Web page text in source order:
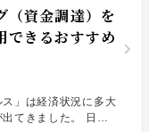
はどういう会社？
（資金調達）を
できるおすすめ
」は経済状況に多大
てきました。 日本